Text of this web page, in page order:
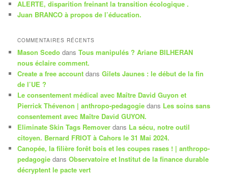
ALERTE, disparition freinant la transition écologique .
Juan BRANCO à propos de l’éducation.
COMMENTAIRES RÉCENTS
Mason Scedo dansTous manipulés ? Ariane BILHERAN
nous éclaire comment.
Create a free account dansGilets Jaunes : le début de la fin
de l’UE ?
Le consentement médical avec Maître David Guyon et
Pierrick Thévenon | anthropo-pedagogie dans Les soins sans
consentement avec Maître David GUYON.
Eliminate Skin Tags Remover dans La sécu, notre outil
citoyen. Bernard FRIOT à Cahors le 31 Mai 2024.
Canopée, la filière forêt bois et les coupes rases ! | anthropo-
pedagogie dansObservatoire et Institut de la finance durable
décryptent le pacte vert